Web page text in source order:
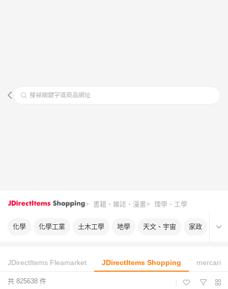
搜尋關鍵字或商品網址
> 書籍、雜誌、漫畫> 理學、工學
化學 化學工業 土木工學 地學 天文、宇宙 家政 工
JDirectItems Fleamarket JDirectItems Shopping mercari
共 825638 件